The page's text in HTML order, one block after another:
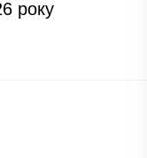
року